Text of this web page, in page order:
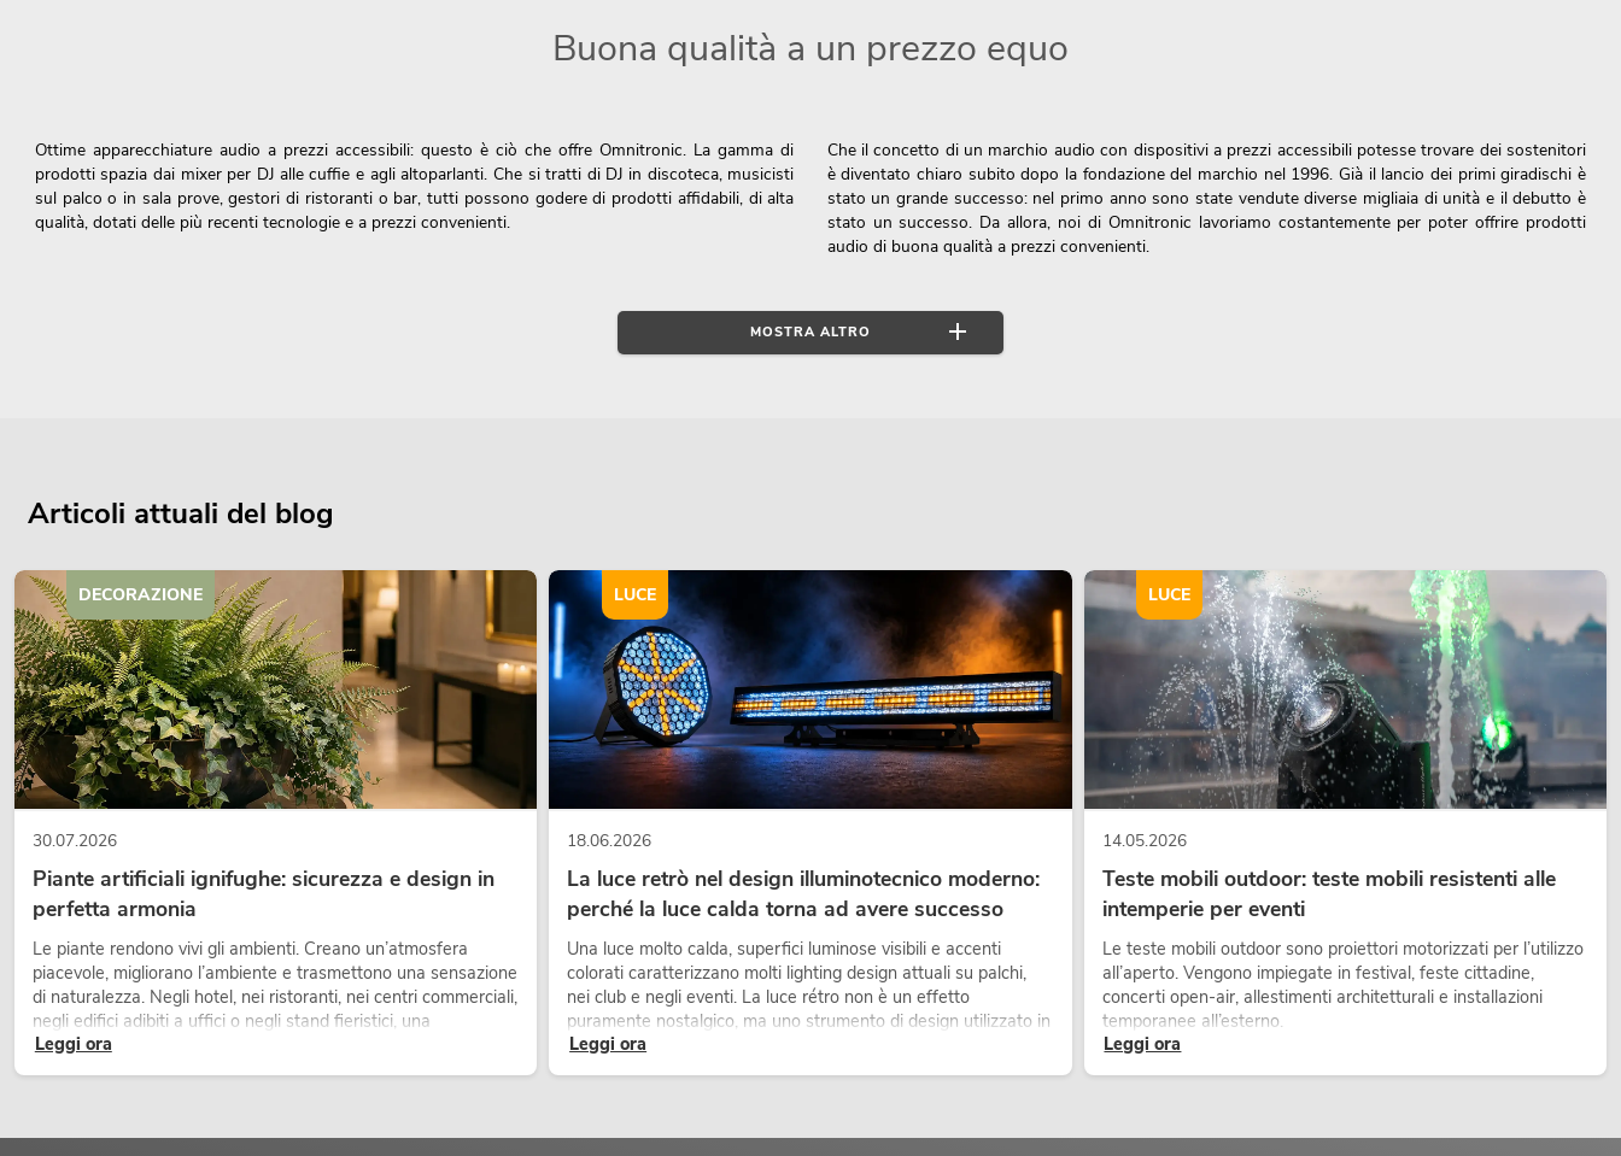
Buona qualità a un prezzo equo
Ottime apparecchiature audio a prezzi accessibili: questo è ciò che offre Omnitronic. La gamma di
prodotti spazia dai mixer per DJ alle cuffie e agli altoparlanti. Che si tratti di DJ in discoteca, musicisti
sul palco o in sala prove, gestori di ristoranti o bar, tutti possono godere di prodotti affidabili, di alta
qualità, dotati delle più recenti tecnologie e a prezzi convenienti.
Che il concetto di un marchio audio con dispositivi a prezzi accessibili potesse trovare dei sostenitori
è diventato chiaro subito dopo la fondazione del marchio nel 1996. Già il lancio dei primi giradischi è
stato un grande successo: nel primo anno sono state vendute diverse migliaia di unità e il debutto è
stato un successo. Da allora, noi di Omnitronic lavoriamo costantemente per poter offrire prodotti
audio di buona qualità a prezzi convenienti.
MOSTRA ALTRO
L'attrezzatura OMINTRONIC disponibile nel nostro negozio online comprende:
•Mixer audio,
•Processori di segnale
•Amplificatore,
•Sistemi di box,
•Tecnologia ELA 100 V,
•microfonicosì come
•cuffie.
Che tu sia un DJ alla ricerca dell'attrezzatura giusta per il tuo prossimo evento, che tu abbia bisogno
di tecnologia audio professionale per un teatro o che tu stia cercando un impianto di amplificazione,
soluzione audio più adatta per il tuo prossimo evento..
possibile per il tuo prossimo evento? Allora OMNITRONIC, in qualità di produttore di
apparecchiature audio, ti offre gli strumenti giusti.
Avete ancora domande sui nostri prodotti del settore “Audio”, sulle tecniche di amplificazione
professionale o sugli altoparlanti con un suono eccezionale? Allora contattate il nostro personale
qualificato. Saremo lieti di fornirvi consulenza sulla nostra gamma OMNITRONIC o sulla tecnologia
audio a vostra disposizione.
Articoli attuali del blog
30.07.2026
Piante artificiali ignifughe: sicurezza e design in
perfetta armonia
Le piante rendono vivi gli ambienti. Creano un’atmosfera
piacevole, migliorano l’ambiente e trasmettono una sensazione
di naturalezza. Negli hotel, nei ristoranti, nei centri commerciali,
negli edifici adibiti a uffici o negli stand fieristici, una
vegetazione di alta qualità è ormai parte integrante dei
Leggi ora
DECORAZIONE
18.06.2026
La luce retrò nel design illuminotecnico moderno:
perché la luce calda torna ad avere successo
Una luce molto calda, superfici luminose visibili e accenti
colorati caratterizzano molti lighting design attuali su palchi,
nei club e negli eventi. La luce rétro non è un effetto
puramente nostalgico, ma uno strumento di design utilizzato in
modo consapevole: crea atmosfera, dona carattere alle scene
Leggi ora
LUCE
14.05.2026
Teste mobili outdoor: teste mobili resistenti alle
intemperie per eventi
Le teste mobili outdoor sono proiettori motorizzati per l’utilizzo
all’aperto. Vengono impiegate in festival, feste cittadine,
concerti open-air, allestimenti architetturali e installazioni
temporanee all’esterno.
Leggi ora
LUCE